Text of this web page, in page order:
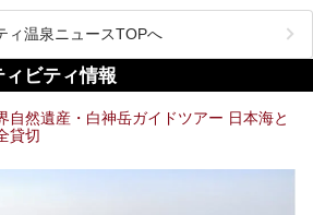
パ抜群！1,000円以下でサウナを楽しめる施設を
。
実の施設でサウナを楽しみませんか？
県にある1,000円以下のおすすめサウナ施設を紹
ィ温泉ニュースTOPへ
ビティ情報
自然遺産・白神岳ガイドツアー 日本海と
貸切